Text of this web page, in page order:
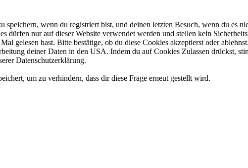
wenn du registriert bist, und deinen letzten Besuch, wenn du es
dürfen nur auf dieser Website verwendet werden und stellen kein
gelesen hast. Bitte bestätige, ob du diese Cookies akzeptierst oder
deiner Daten in den USA. Indem du auf Cookies Zulassen drückst,
Datenschutzerklärung.
um zu verhindern, dass dir diese Frage erneut gestellt wird.